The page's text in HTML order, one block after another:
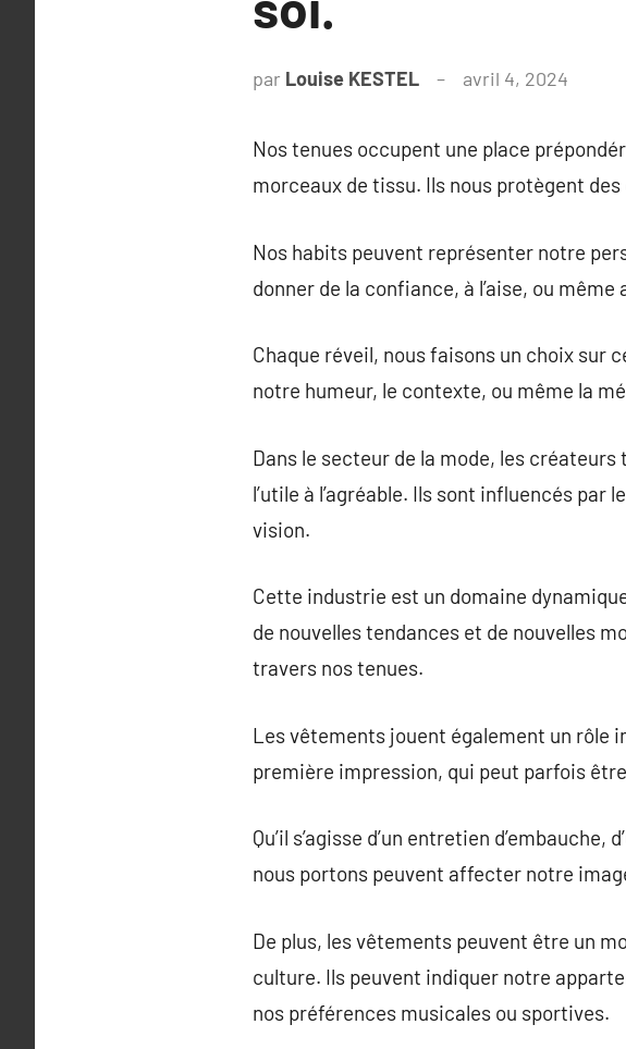
par Louise KESTEL avril 4, 2024
Nos tenues occupent une place
morceaux de tissu. Ils nous protègent
Nos habits peuvent représenter notre
donner de la confiance, à l’aise, ou même
Chaque réveil, nous faisons un choix sur
notre humeur, le contexte, ou même la
Dans le secteur de la mode, les
l’utile à l’agréable. Ils sont influencés
vision.
Cette industrie est un domaine
de nouvelles tendances et de nouvelles
travers nos tenues.
Les vêtements jouent également un rôle
première impression, qui peut parfois
Qu’il s’agisse d’un entretien
nous portons peuvent affecter notre
De plus, les vêtements peuvent être un
culture. Ils peuvent indiquer notre
nos préférences musicales ou sportives.